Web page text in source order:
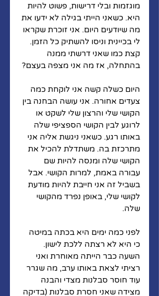
מוגזמות ובלי דרישות, פשוט להיות
היא. כשאני הייתי בגילה לא ידעו את
מה שיודעים היום. אני זוכרת שקראו
לי בכיינית וניסו להשתיק כל הזמן.
קצת כמו שאני דרשתי ממנה
בהתחלה, אז מה אני מצפה בעצם?
היום כשלה קשה אני לוקחת כמה
צעדים אחורה. אני עושה הבחנה בין
הקושי שלי והרצון שלי לשקט או
לרוגע לבין הקושי הספציפי שלה
באותו רגע. כשאני ניגשת אליה אני
מתרכזת בה. משתדלת להכיל את
הקושי שלה ומנסה להיות שם
עבורה באמת, למרות הקושי. אבל
בשביל זה אני חייבת להיות מודעת
לקושי שלי, באופן נפרד מהקושי
שלה.
לפני כמה ימים היא בכתה במיטה
כי היא לא רצתה ללכת לישון.
השעה כבר הייתה מאוחרת ואני
רציתי לצאת באותו ערב, מה שגרר
עוד חוסר סבלנות מצדי והבנה
מצידה שאני חסרת סבלנות (בדיקה